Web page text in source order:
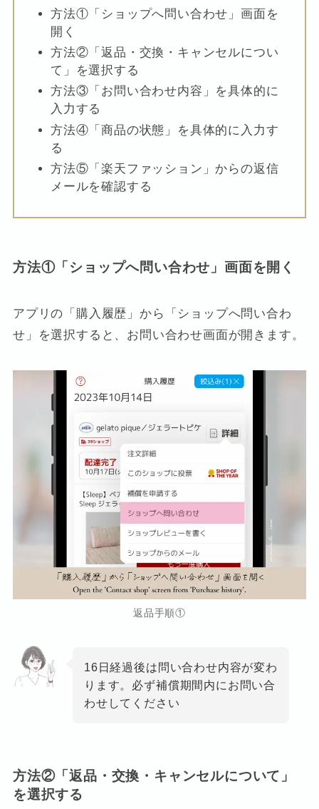
方法①「ショップへ問い合わせ」画面を
開く
方法②「返品・交換・キャンセルについ
て」を選択する
方法③「お問い合わせ内容」を具体的に
入力する
方法④「商品の状態」を具体的に入力す
る
方法⑤「楽天ファッション」からの返信
メールを確認する
方法①「ショップへ問い合わせ」画面を開く
アプリの「購入履歴」から「ショップへ問い合わ
せ」を選択すると、お問い合わせ画面が開きます。
返品手順①
16日経過後は問い合わせ内容が変わ
ります。必ず補償期間内にお問い合
わせしてください
方法②「返品・交換・キャンセルについて」
を選択する